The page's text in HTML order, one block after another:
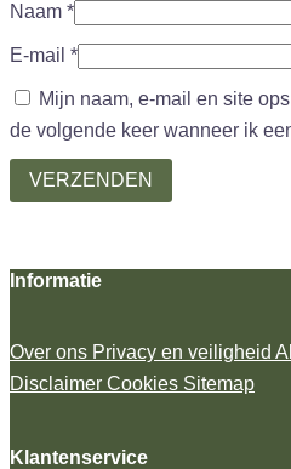
Naam *
E-mail *
Mijn naam, e-mail en site
de volgende keer wanneer ik
Informatie
Over ons Privacy en veiligheid
Disclaimer Cookies Sitemap
Klantenservice